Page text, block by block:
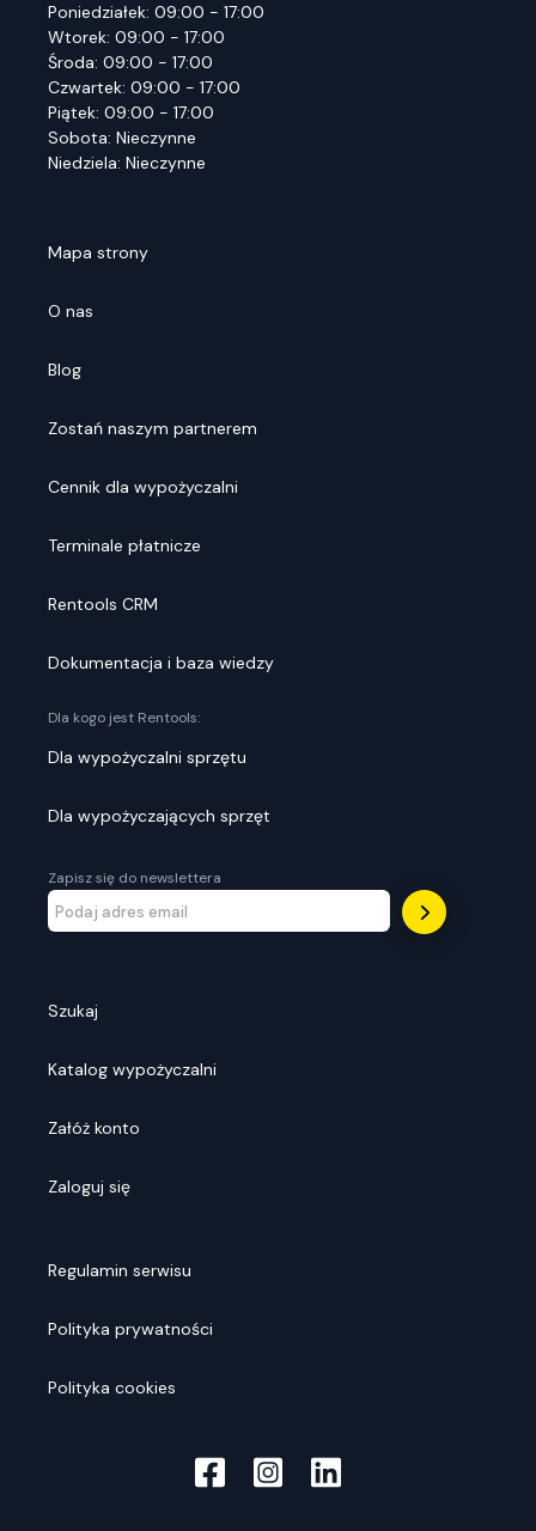
Poniedziałek: 09:00 - 17:00
Wtorek: 09:00 - 17:00
Środa: 09:00 - 17:00
Czwartek: 09:00 - 17:00
Piątek: 09:00 - 17:00
Sobota: Nieczynne
Niedziela: Nieczynne
Mapa strony
O nas
Blog
Zostań naszym partnerem
Cennik dla wypożyczalni
Terminale płatnicze
Rentools CRM
Dokumentacja i baza wiedzy
Dla kogo jest Rentools:
Dla wypożyczalni sprzętu
Dla wypożyczających sprzęt
Zapisz się do newslettera
Szukaj
Katalog wypożyczalni
Załóż konto
Zaloguj się
Regulamin serwisu
Polityka prywatności
Polityka cookies